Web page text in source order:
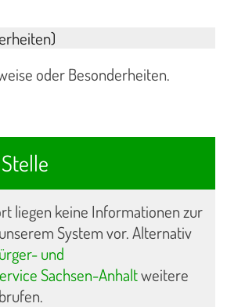
oder Besonderheiten.
liegen keine Informationen zur
System vor. Alternativ
und
Sachsen-Anhaltweitere